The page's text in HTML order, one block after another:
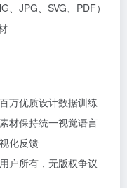
、JPG、SVG、PDF）
万优质设计数据训练
材保持统一视觉语言
化反馈
户所有，无版权争议